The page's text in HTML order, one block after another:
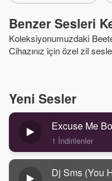
Benzer Sesleri
Koleksiyonumuzdaki
Cihazınız için özel zil
Yeni Sesler
Excuse Me
1 İndirilenler
Dj Sms (you